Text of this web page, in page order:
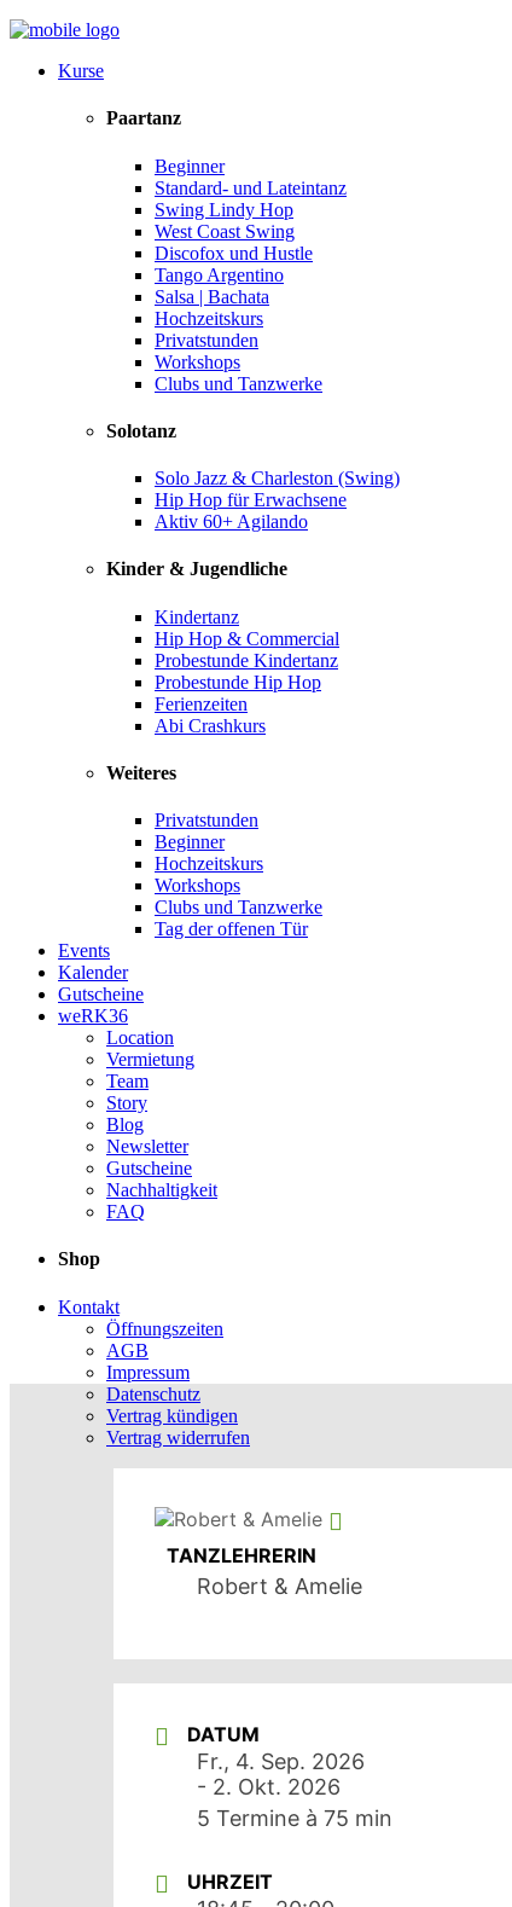
Kurse
Paartanz
Beginner
Standard- und Lateintanz
Swing Lindy Hop
West Coast Swing
Discofox und Hustle
Tango Argentino
Salsa | Bachata
Hochzeitskurs
Privatstunden
Workshops
Clubs und Tanzwerke
Solotanz
Solo Jazz & Charleston (Swing)
Hip Hop für Erwachsene
Aktiv 60+ Agilando
Kinder & Jugendliche
Kindertanz
Hip Hop & Commercial
Probestunde Kindertanz
Probestunde Hip Hop
Ferienzeiten
Abi Crashkurs
Weiteres
Privatstunden
Beginner
Hochzeitskurs
Workshops
Clubs und Tanzwerke
Tag der offenen Tür
Events
Kalender
Gutscheine
weRK36
Location
Vermietung
Team
Story
Blog
Newsletter
Gutscheine
Nachhaltigkeit
FAQ
Shop
Kontakt
Öffnungszeiten
AGB
Impressum
Datenschutz
Vertrag kündigen
Vertrag widerrufen
TANZLEHRERIN
Robert & Amelie
DATUM
Fr., 4. Sep. 2026
- 2. Okt. 2026
5 Termine à 75 min
UHRZEIT